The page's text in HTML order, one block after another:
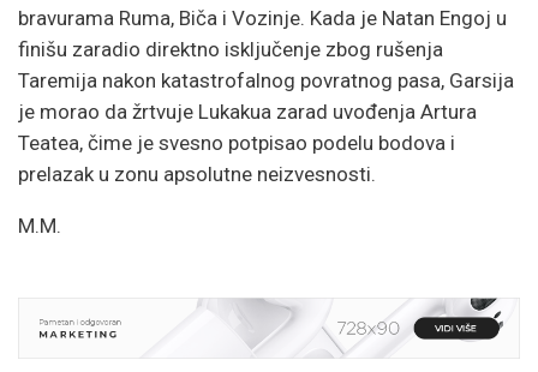
bravurama Ruma, Biča i Vozinje. Kada je Natan Engoj u
finišu zaradio direktno isključenje zbog rušenja
Taremija nakon katastrofalnog povratnog pasa, Garsija
je morao da žrtvuje Lukakua zarad uvođenja Artura
Teatea, čime je svesno potpisao podelu bodova i
prelazak u zonu apsolutne neizvesnosti.
M.M.